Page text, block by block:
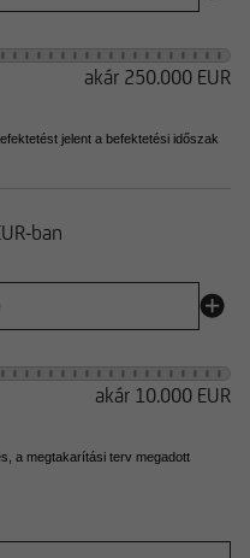
akár 250.000 EUR
jelent a befektetési időszak
ban
akár 10.000 EUR
a megtakarítási terv megadott